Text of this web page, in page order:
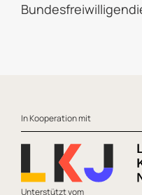
Footer
In Kooperation mit
Unterstützt vom